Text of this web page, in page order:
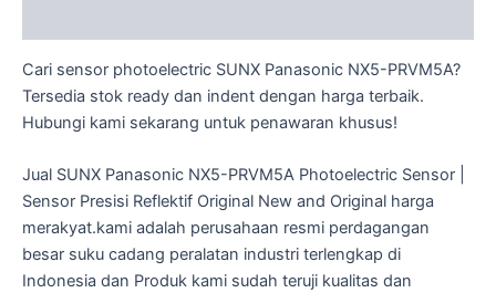
Cari sensor photoelectric SUNX Panasonic NX5-PRVM5A?
Tersedia stok ready dan indent dengan harga terbaik.
Hubungi kami sekarang untuk penawaran khusus!
Jual SUNX Panasonic NX5-PRVM5A Photoelectric Sensor |
Sensor Presisi Reflektif Original New and Original harga
merakyat.kami adalah perusahaan resmi perdagangan
besar suku cadang peralatan industri terlengkap di
Indonesia dan Produk kami sudah teruji kualitas dan